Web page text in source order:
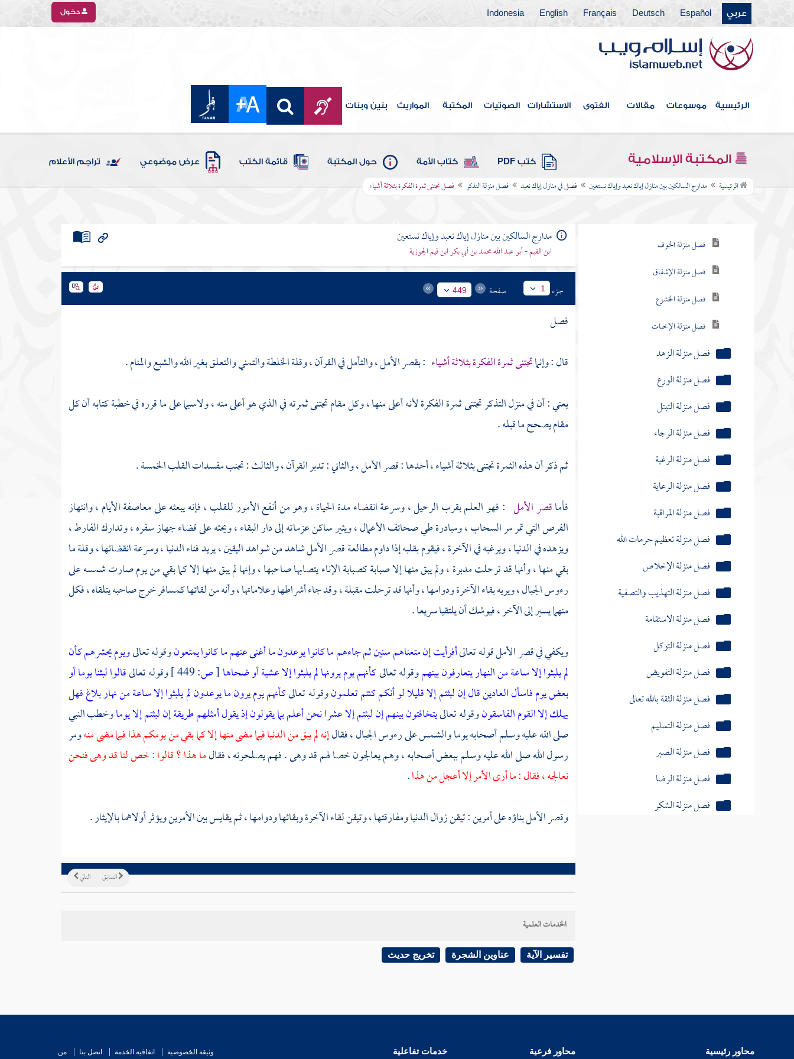
عربي Español
Deutsch
Français
English
Indonesia دخول
الرئيسية موسوعات مقالات الفتوى الاستشارات الصوتيات المكتبة المواريث بنين وبنات
المكتبة الإسلامية كتب PDF كتاب الأمة حول المكتبة قائمة الكتب عرض موضوعي تراجم الأعلام
الرئيسية مدارج السالكين بين منازل إياك نعبد وإياك نستعين فصل في منازل إياك نعبد فصل منزلة التذكر فصل تجتنى ثمرة الفكرة بثلاثة أشياء
فصل فوائد تدبر القرآن وتأمل
معانيه
فصل آثار مفسدات القلب
الخمسة
فصل منزلة الاعتصام
فصل منزلة الفرار
فصل منزلة الرياضة
فصل منزلة السماع
فصل منزلة الخوف
فصل منزلة الإشفاق
فصل منزلة الخشوع
فصل منزلة الإخبات
فصل منزلة الزهد
فصل منزلة الورع
فصل منزلة التبتل
فصل منزلة الرجاء
فصل منزلة الرغبة
فصل منزلة الرعاية
فصل منزلة المراقبة
فصل منزلة تعظيم حرمات الله
فصل منزلة الإخلاص
فصل منزلة التهذيب والتصفية
فصل منزلة الاستقامة
فصل منزلة التوكل
فصل منزلة التفويض
فصل منزلة الثقة بالله تعالى
فصل منزلة التسليم
فصل منزلة الصبر
فصل منزلة الرضا
فصل منزلة الشكر
فصل منزلة البسط
مدارج السالكين بين منازل إياك نعبد وإياك نستعين
ابن القيم - أبو عبد الله محمد بن أبي بكر ابن قيم الجوزية
جزء 1 صفحة 449
فصل
قال : وإنماتجتنى ثمرة الفكرة بثلاثة أشياء : بقصر الأمل ، والتأمل في القرآن ، وقلة الخلطة والتمني والتعلق بغير الله والشبع والمنام .
يعني : أن في منزل التذكر تجتنى ثمرة الفكرة لأنه أعلى منها ، وكل مقام تجتنى ثمرته في الذي هو أعلى منه ، ولاسيما على ما قرره في خطبة كتابه أن كل
مقام يصحح ما قبله .
ثم ذكر أن هذه الثمرة تجتنى بثلاثة أشياء ، أحدها : قصر الأمل ، والثاني : تدبر القرآن ، والثالث : تجنب مفسدات القلب الخمسة .
فأماقصر الأمل : فهو العلم بقرب الرحيل ، وسرعة انقضاء مدة الحياة ، وهو من أنفع الأمور للقلب ، فإنه يبعثه على معاصفة الأيام ، وانتهاز
الفرص التي تمر مر السحاب ، ومبادرة طي صحائف الأعمال ، ويثير ساكن عزماته إلى دار البقاء ، ويحثه على قضاء جهاز سفره ، وتدارك الفارط ،
ويزهده في الدنيا ، ويرغبه في الآخرة ، فيقوم بقلبه إذا داوم مطالعة قصر الأمل شاهد من شواهد اليقين ، يريد فناء الدنيا ، وسرعة انقضائها ، وقلة ما
بقي منها ، وأنها قد ترحلت مدبرة ، ولم يبق منها إلا صبابة كصبابة الإناء يتصابها صاحبها ، وإنها لم يبق منها إلا كما بقي من يوم صارت شمسه على
رءوس الجبال ، ويريه بقاء الآخرة ودوامها ، وأنها قد ترحلت مقبلة ، وقد جاء أشراطها وعلاماتها ، وأنه من لقائها كمسافر خرج صاحبه يتلقاه ، فكل
منهما يسير إلى الآخر ، فيوشك أن يلتقيا سريعا .
ويكفي في قصر الأمل قوله تعالىأفرأيت إن متعناهم سنينثم جاءهم ما كانوا يوعدونما أغنى عنهم ما كانوا يمتعونوقوله تعالىويوم يحشرهم كأن
لم يلبثوا إلا ساعة من النهار يتعارفون بينهموقوله تعالىكأنهم يوم يرونها لم يلبثوا إلا عشية أو ضحاها[ص: وقوله تعالىقالوا لبثنا يوما أو
بعض يوم فاسأل العادينقال إن لبثتم إلا قليلا لو أنكم كنتم تعلمونوقوله تعالىكأنهم يوم يرون ما يوعدون لم يلبثوا إلا ساعة من نهار بلاغ فهل
يهلك إلا القوم الفاسقونوقوله تعالىيتخافتون بينهم إن لبثتم إلا عشرانحن أعلم بما يقولون إذ يقول أمثلهم طريقة إن لبثتم إلا يوماوخطب النبي
صلى الله عليه وسلم أصحابه يوما والشمس على رءوس الجبال ، فقالإنه لم يبق من الدنيا فيما مضى منها إلا كما بقي من يومكم هذا فيما مضى منهومر
رسول الله صلى الله عليه وسلم ببعض أصحابه ، وهم يعالجون خصا لهم قد وهى . فهم يصلحونه ، فقالما هذا ؟ قالوا : خص لنا قد وهى فنحن
نعالجه ، فقال : ما أرى الأمر إلا أعجل من هذا.
وقصر الأمل بناؤه على أمرين : تيقن زوال الدنيا ومفارقتها ، وتيقن لقاء الآخرة وبقائها ودوامها ، ثم يقايس بين الأمرين ويؤثر أولاهما بالإيثار .
التالي السابق
الخدمات العلمية
تفسير الآية عناوين الشجرة تخريج حديث
محاور رئيسية محاور فرعية خدمات تفاعلية وثيقة الخصوصية اتفاقية الخدمة اتصل بنا من